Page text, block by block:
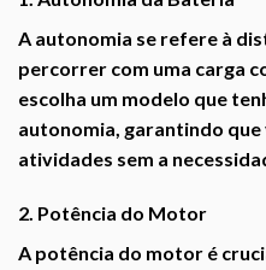
A autonomia se refere à
percorrer com uma carga
escolha um modelo que
autonomia , garantindo
atividades sem a
2. Potência do Motor
A potência do motor é